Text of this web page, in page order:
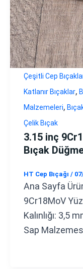
Çeşitli Cep
Katlanır Bıçaklar,
Malzemeleri,
Çelik Bıçak
3.15 inç
Bıçak
HT Cep Bıçağı /
Ana Sayfa
9Cr18MoV
Kalınlığı: 3,5
Sap